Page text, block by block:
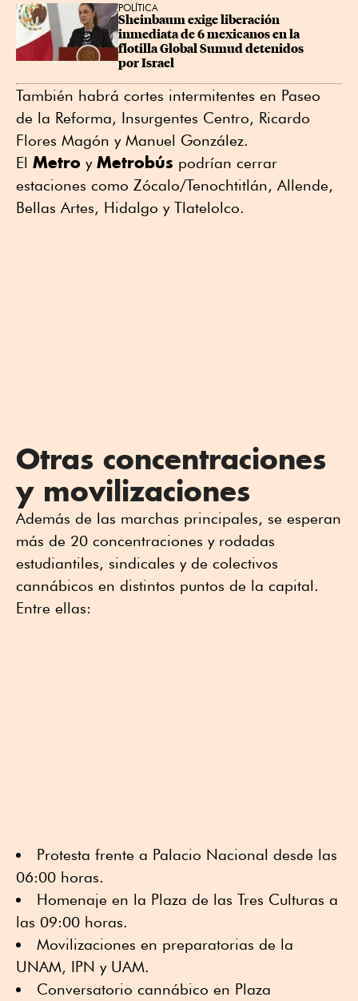
POLÍTICA
Sheinbaum exige liberación
inmediata de 6 mexicanos en la
flotilla Global Sumud detenidos
por Israel
También habrá cortes intermitentes en Paseo
de la Reforma, Insurgentes Centro, Ricardo
Flores Magón y Manuel González.
El Metro y Metrobús podrían cerrar
estaciones como Zócalo/Tenochtitlán, Allende,
Bellas Artes, Hidalgo y Tlatelolco.
Otras concentraciones
y movilizaciones
Además de las marchas principales, se esperan
más de 20 concentraciones y rodadas
estudiantiles, sindicales y de colectivos
cannábicos en distintos puntos de la capital.
Entre ellas:
Protesta frente a Palacio Nacional desde las
06:00 horas.
Homenaje en la Plaza de las Tres Culturas a
las 09:00 horas.
Movilizaciones en preparatorias de la
UNAM, IPN y UAM.
Conversatorio cannábico en Plaza